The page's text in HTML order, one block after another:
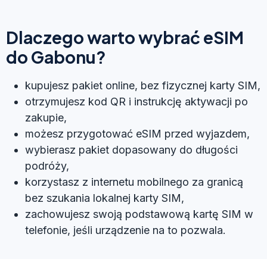
Dlaczego warto wybrać eSIM
do Gabonu?
kupujesz pakiet online, bez fizycznej karty SIM,
otrzymujesz kod QR i instrukcję aktywacji po
zakupie,
możesz przygotować eSIM przed wyjazdem,
wybierasz pakiet dopasowany do długości
podróży,
korzystasz z internetu mobilnego za granicą
bez szukania lokalnej karty SIM,
zachowujesz swoją podstawową kartę SIM w
telefonie, jeśli urządzenie na to pozwala.